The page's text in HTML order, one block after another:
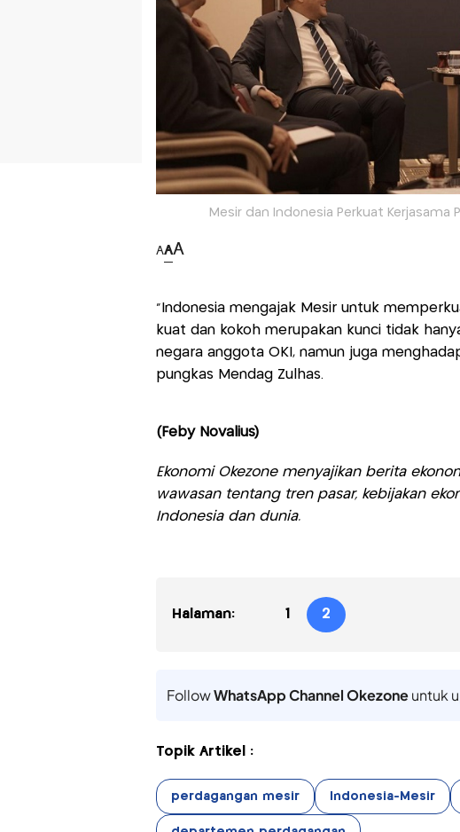
Mesir dan Indonesia Perkuat Kerjasama
AAA
“Indonesia mengajak Mesir untuk
kuat dan kokoh merupakan kunci tidak
negara anggota OKI, namun juga
pungkas Mendag Zulhas.
(Feby Novalius)
Ekonomi Okezone menyajikan berita
wawasan tentang tren pasar, kebijakan
Indonesia dan dunia.
Halaman: 1 2
FollowWhatsApp Channel Okezoneuntuk
Topik Artikel :
perdagangan mesir Indonesia-Mesir